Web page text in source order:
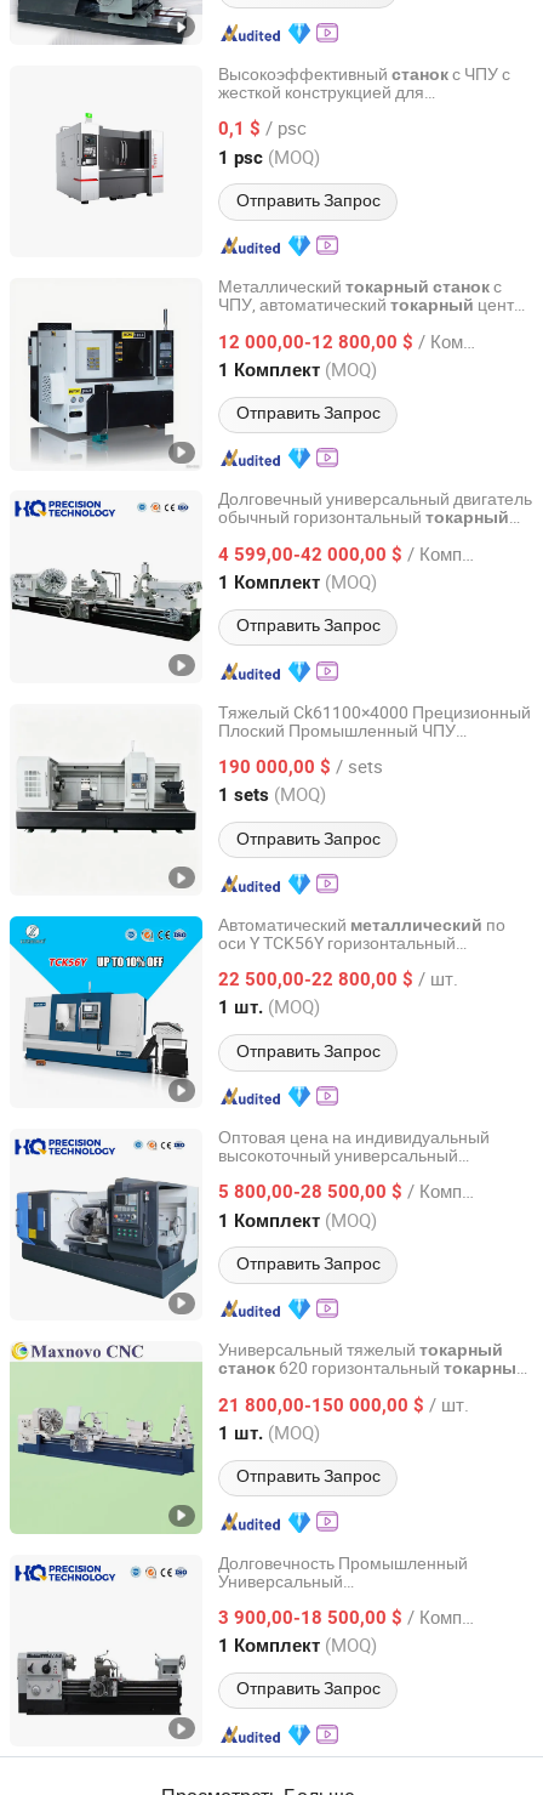
Высокоэффективный станокс ЧПУ с
жесткой конструкцией для
серия токарных станков с ЧПУ
0,1 $ / psc
1 psc (MOQ)
Отправить Запрос
Zhejiang Zhongzhijinggong Intelligent Equipment Co., Ltd.
Zhejiang, China с 2025
Металлический токарный станокс
ЧПУ, автоматический токарный центр,
12 000,00-12 800,00 $ / Комплект
1 Комплект (MOQ)
Отправить Запрос
Taizhou Juxing Intelligent Equipment Co., Ltd.
Zhejiang, China с 2025
Долговечный универсальный двигатель
обычный горизонтальный токарный
металла OEM ODM тяжелого
назначения большого размера с
большим диаметром параллельный
металлическийтрадиционный
промышленныйтокарный
4 599,00-42 000,00 $ / Комплект
1 Комплект (MOQ)
Отправить Запрос
Shandong Hq Precision Technology Co., Ltd.
Shandong, China с 2014
Тяжелый Ck61100×4000 Прецизионный
Плоский Промышленный ЧПУ
Станок
190 000,00 $ / sets
1 sets (MOQ)
Отправить Запрос
Shandong Huabei Cnc Machine Tool Co., Ltd.
Shandong, China с 2025
Автоматический металлический по
оси Y TCK56Y горизонтальный
ЧПУ
22 500,00-22 800,00 $ / шт.
1 шт. (MOQ)
Отправить Запрос
Shandong Luzhong Machine Tool Co., Ltd.
Shandong, China с 2017
Оптовая цена на индивидуальный
высокоточный универсальный
металлическийпромышленный
токарный станок для нарезки резьбы
на трубах
5 800,00-28 500,00 $ / Комплект
1 Комплект (MOQ)
Отправить Запрос
Shandong Hq Precision Technology Co., Ltd.
Shandong, China с 2014
Универсальный тяжелый токарный
станок 620 горизонтальный токарный
станок
21 800,00-150 000,00 $ / шт.
1 шт. (MOQ)
Отправить Запрос
Yangzhou Maxnovo Power Co., Ltd.
Jiangsu, China с 2013
Долговечность Промышленный
Универсальный
Традиционный Токарный Станок
Торносы Параллельные Для Ручной
Обработки Параллельный Дешевый
Мощный Обычный Токарный Станок
3 900,00-18 500,00 $ / Комплект
1 Комплект (MOQ)
Отправить Запрос
Shandong Hq Precision Technology Co., Ltd.
Shandong, China с 2014